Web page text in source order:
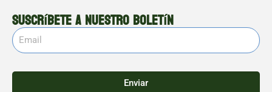
Suscríbete a nuestro boletín
Enviar